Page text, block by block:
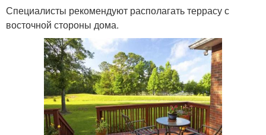
Специалисты рекомендуют располагать террасу с
восточной стороны дома.